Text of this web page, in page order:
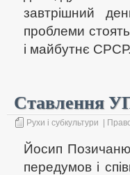
завтрішний
проблеми
і майбутнє
Ставлення
Рухи і субкультури
Йосип
передумов і